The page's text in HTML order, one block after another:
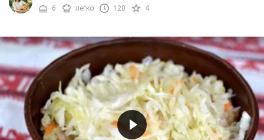
6
легко 120 4